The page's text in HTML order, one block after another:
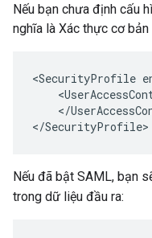
Nếu bạn chưa định cấu
nghĩa là Xác thực cơ bản
<SecurityProfile
</
</SecurityProfile>
Nếu đã bật SAML, bạn
trong dữ liệu đầu ra: